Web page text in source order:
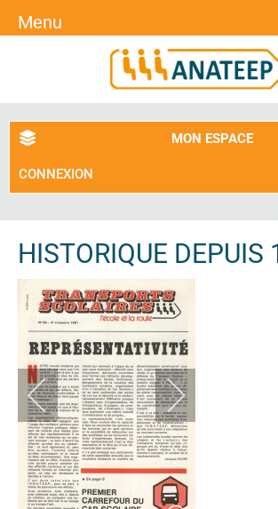
MON ESPACE
CONNEXION
HISTORIQUE DEPUIS
Menu